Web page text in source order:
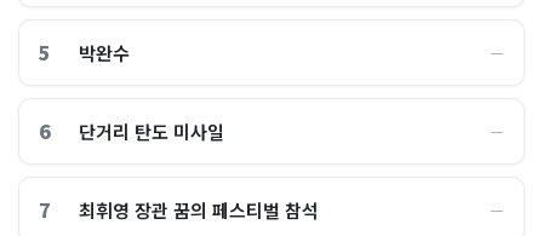
5 박완수 ―
6 단거리 탄도 미사일 ―
7 최휘영 장관 꿈의 페스티벌 참석 ―